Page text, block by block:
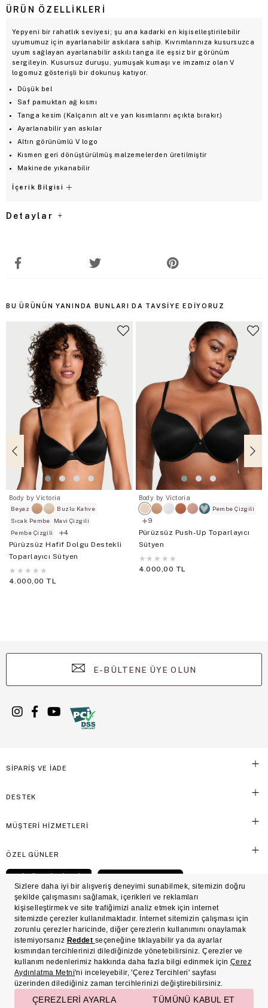
ÜRÜN ÖZELLIKLERI
Yepyeni bir rahatlık seviyesi; şu ana kadarki en kişiselleştirilebilir
uyumumuz için ayarlanabilir askılara sahip. Kıvrımlarınıza kusursuzca
uyum sağlayan ayarlanabilir askılı tanga ile eşsiz bir görünüm
sergileyin. Kusursuz duruşu, yumuşak kumaşı ve imzamız olan V
logomuz gösterişli bir dokunuş katıyor.
Düşük bel
Saf pamuktan ağ kısmı
Tanga kesim (Kalçanın alt ve yan kısımlarını açıkta bırakır.)
Ayarlanabilir yan askılar
Altın görünümlü V logo
Kısmen geri dönüştürülmüş malzemelerden üretilmiştir
Makinede yıkanabilir
İçerik Bilgisi
Detaylar
BU ÜRÜNÜN YANINDA BUNLARI DA TAVSIYE EDIYORUZ
Body by Victoria
Beyaz
Buzlu Kahve
Sıcak Pembe
Mavi Çizgili
Pembe Çizgili
4
Pürüzsüz Hafif Dolgu Destekli
Toparlayıcı Sütyen
★ ★ ★ ★ ★
4.000,00 TL
Body by Victoria
Pembe Çizgili
9
Pürüzsüz Push-Up Toparlayıcı
Sütyen
★ ★ ★ ★ ★
4.000,00 TL
E-BÜLTENE ÜYE OLUN
SİPARİŞ VE İADE
DESTEK
MÜŞTERİ HİZMETLERİ
ÖZEL GÜNLER
© Victoria's Secret Shaya Mağazacılık A.Ş. Franchise lisansı aracılığıyla işletilen ticari
markasıdır. Her hakkı saklıdır.
Ön Bilgilendirme
Süreç Bazlı Müşteri Aydınlatma Metni
İşlem Rehberi